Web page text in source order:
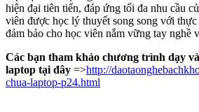
hiện đại tiên tiến, đáp ứng tối đa nhu cầu
viên được học lý thuyết song song với
đảm bảo cho học viên nắm vững tay nghề
Các bạn tham khảo chương trình dạy
laptop tại đây =>http://
chua-laptop-p24.html